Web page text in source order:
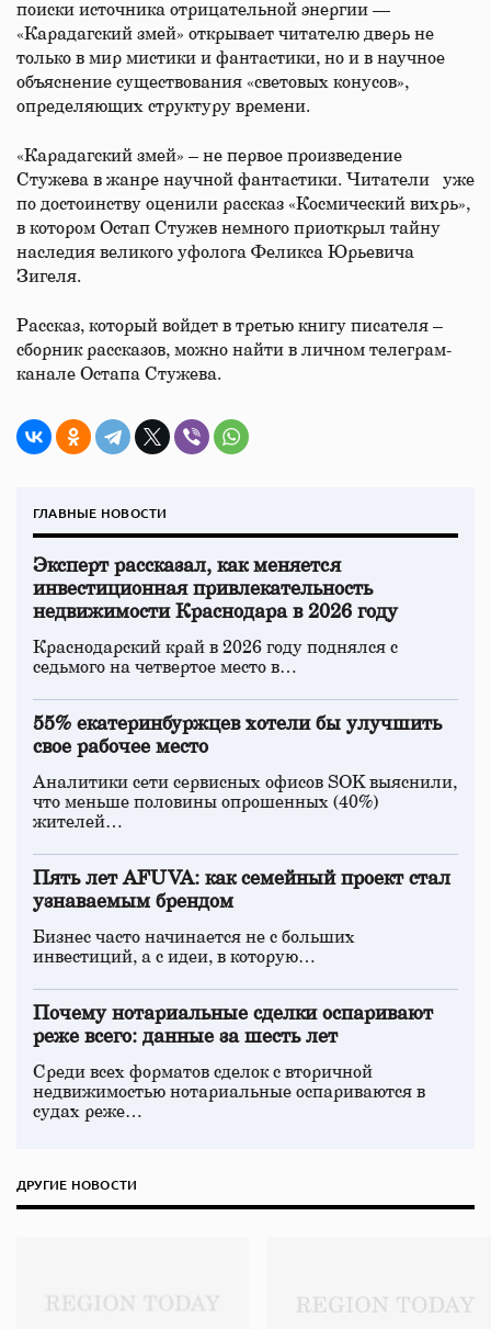
поиски источника отрицательной энергии —
«Карадагский змей» открывает читателю дверь не
только в мир мистики и фантастики, но и в научное
объяснение существования «световых конусов»,
определяющих структуру времени.
«Карадагский змей» – не первое произведение
Стужева в жанре научной фантастики. Читатели уже
по достоинству оценили рассказ «Космический вихрь»,
в котором Остап Стужев немного приоткрыл тайну
наследия великого уфолога Феликса Юрьевича
Зигеля.
Рассказ, который войдет в третью книгу писателя –
сборник рассказов, можно найти в личном телеграм-
канале Остапа Стужева.
ГЛАВНЫЕ НОВОСТИ
Эксперт рассказал, как меняется
инвестиционная привлекательность
недвижимости Краснодара в 2026 году
Краснодарский край в 2026 году поднялся с
седьмого на четвертое место в…
55% екатеринбуржцев хотели бы улучшить
свое рабочее место
Аналитики сети сервисных офисов SOK выяснили,
что меньше половины опрошенных (40%)
жителей…
Пять лет AFUVA: как семейный проект стал
узнаваемым брендом
Бизнес часто начинается не с больших
инвестиций, а с идеи, в которую…
Почему нотариальные сделки оспаривают
реже всего: данные за шесть лет
Среди всех форматов сделок с вторичной
недвижимостью нотариальные оспариваются в
судах реже…
ДРУГИЕ НОВОСТИ